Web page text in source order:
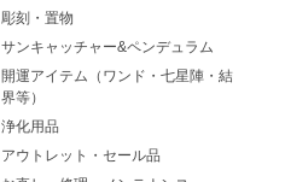
彫刻・置物
サンキャッチャー&ペンデュラム
開運アイテム（ワンド・七星陣・結
界等）
浄化用品
アウトレット・セール品